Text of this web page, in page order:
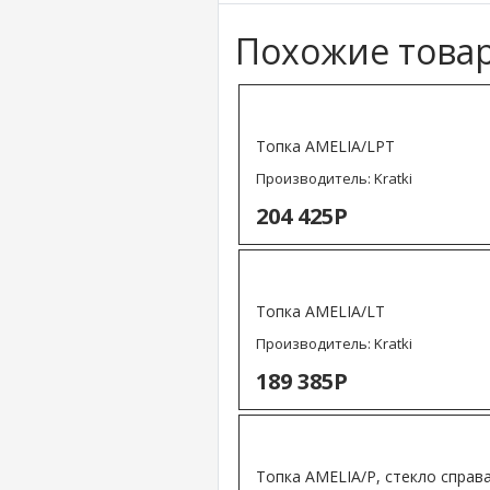
ШНУР ТЕРМОСТОЙКИЙ
Похожие
Топка AMELIA/LPT
Производитель: Kratki
204 425Р
Топка AMELIA/LT
Производитель: Kratki
189 385Р
Топка AMELIA/P, стекло